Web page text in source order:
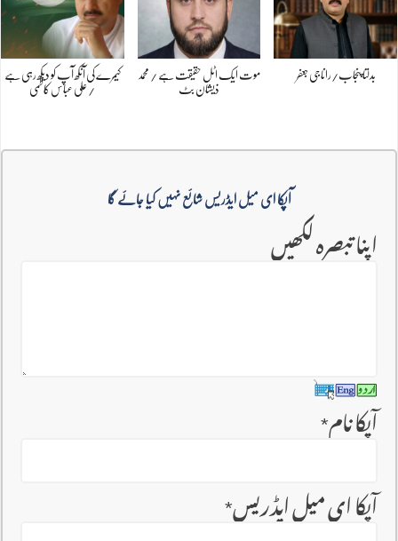
بدلتا پنجاب/رانا جی جعفر
موت ایک اٹل حقیقت ہے / محمد
ذیشان بٹ
کیمرے کی آنکھ آپ کو دیکھ رہی ہے
/ علی عباس کاظمی
آپکا ای میل ایڈریس شائع نہیں کیا جائے گا
اپنا تبصرہ لکھیں
آپکا نام*
آپکا ای میل ایڈریس*